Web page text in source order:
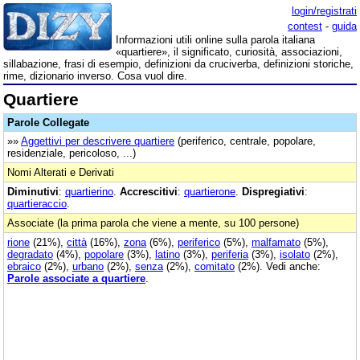
login/registrati
contest - guida
Informazioni utili online sulla parola italiana
«quartiere», il significato, curiosità, associazioni,
sillabazione, frasi di esempio, definizioni da cruciverba, definizioni storiche,
rime, dizionario inverso. Cosa vuol dire.
Quartiere
Parole Collegate
»» Aggettivi per descrivere quartiere (periferico, centrale, popolare,
residenziale, pericoloso, ...)
Nomi Alterati e Derivati
Diminutivi: quartierino Accrescitivi: quartierone Dispregiativi:
quartieraccio
Associate (la prima parola che viene a mente, su 100 persone)
rione (21%), città (16%), zona (6%), periferico (5%), malfamato (5%),
degradato (4%), popolare (3%), latino (3%), periferia (3%), isolato (2%),
ebraico (2%), urbano (2%), senza (2%), comitato (2%). Vedi anche:
Parole associate a quartiere